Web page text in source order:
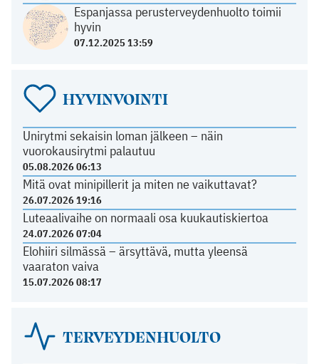
Espanjassa perusterveydenhuolto toimii
hyvin
07.12.2025 13:59
HYVINVOINTI
Unirytmi sekaisin loman jälkeen – näin
vuorokausirytmi palautuu
05.08.2026 06:13
Mitä ovat minipillerit ja miten ne vaikuttavat?
26.07.2026 19:16
Luteaalivaihe on normaali osa kuukautiskiertoa
24.07.2026 07:04
Elohiiri silmässä – ärsyttävä, mutta yleensä
vaaraton vaiva
15.07.2026 08:17
TERVEYDENHUOLTO